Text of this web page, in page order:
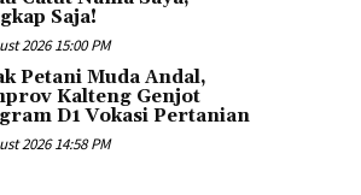
Saja!
2026 15:00 PM
Petani Muda Andal,
Kalteng Genjot
D1 Vokasi Pertanian
2026 14:58 PM